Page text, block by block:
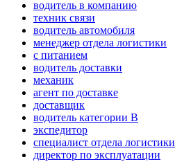
водитель в компанию
техник связи
водитель автомобиля
менеджер отдела логистики
с питанием
водитель доставки
механик
агент по доставке
доставщик
водитель категории B
экспедитор
специалист отдела логистики
директор по эксплуатации